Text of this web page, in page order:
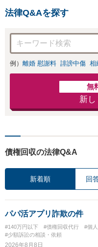
法律Q&Aを探す
例） 離婚 慰謝料 誹謗中傷 相
無
新し
債権回収の法律Q&A
新着順 回
パパ活アプリ詐欺の件
#140万円以下 #債権回収代行 #個
#少額訴訟の相談・依頼
2026年8月8日